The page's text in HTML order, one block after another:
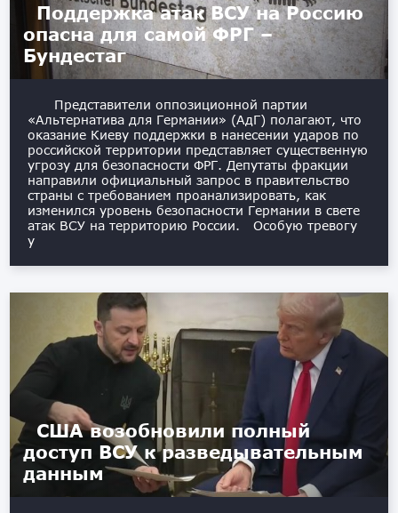
Поддержка атак ВСУ на Россию
опасна для самой ФРГ –
Бундестаг
Представители оппозиционной партии
«Альтернатива для Германии» (АдГ) полагают, что
оказание Киеву поддержки в нанесении ударов по
российской территории представляет существенную
угрозу для безопасности ФРГ. Депутаты фракции
направили официальный запрос в правительство
страны с требованием проанализировать, как
изменился уровень безопасности Германии в свете
атак ВСУ на территорию России. Особую тревогу
у
США возобновили полный
доступ ВСУ к разведывательным
данным